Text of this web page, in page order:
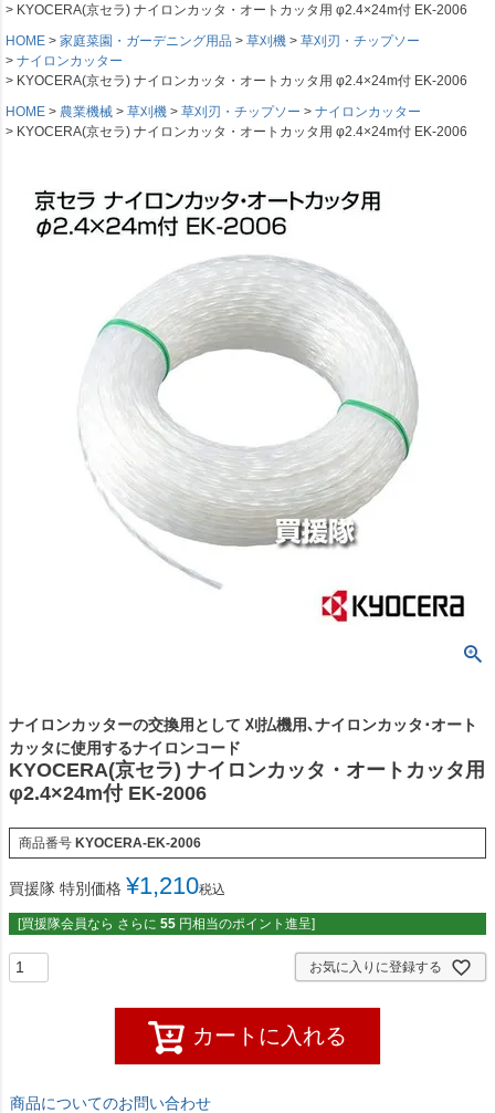
KYOCERA(京セラ) ナイロンカッタ・オートカッタ用 φ2.4×24m付 EK-2006
HOME
家庭菜園・ガーデニング用品 草刈機
草刈刃・チップソー
ナイロンカッター
KYOCERA(京セラ) ナイロンカッタ・オートカッタ用 φ2.4×24m付 EK-2006
HOME
農業機械 草刈機 草刈刃・チップソー
ナイロンカッター
KYOCERA(京セラ) ナイロンカッタ・オートカッタ用 φ2.4×24m付 EK-2006
ナイロンカッターの交換用として 刈払機用､ナイロンカッタ･オート
カッタに使用するナイロンコード
KYOCERA(京セラ) ナイロンカッタ・オートカッタ用
φ2.4×24m付 EK-2006
商品番号 KYOCERA-EK-2006
買援隊 特別価格 ¥1,210税込
[買援隊会員なら さらに 55 円相当のポイント進呈]
お気に入りに登録する
カートに入れる
商品についてのお問い合わせ